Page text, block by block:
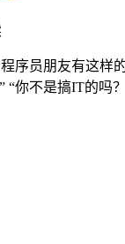
序员朋友有这样
“你不是搞IT的